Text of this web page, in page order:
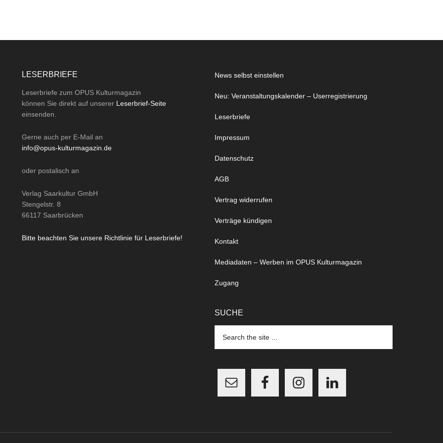
LESERBRIEFE
Leserbriefe zum OPUS Kulturmagazin
können Sie direkt auf unserer Leserbrief-Seite
einsenden.
Gerne auch per E-Mail an
info@opus-kulturmagazin.de
oder postalisch an
Verlag Saarkultur GmbH
Stengelstr. 8
66117 Saarbrücken
Bitte beachten Sie unsere Richtlinie für Leserbriefe!
News selbst einstellen
Neu: Veranstaltungskalender – Userregistrierung
Leserbriefe
Impressum
Datenschutz
AGB
Vertrag widerrufen
Verträge kündigen
Kontakt
Mediadaten – Werben im OPUS Kulturmagazin
Zugang
SUCHE
the